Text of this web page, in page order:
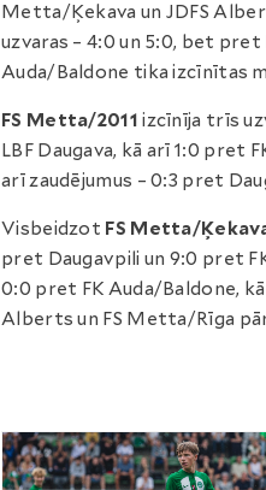
Metta/Ķekava un JDFS
uzvaras – 4:0 un 5:0, bet pret
Auda/Baldone tika izcīnītas
FS Metta/2011 izcīnīja trīs
LBF Daugava, kā arī 1:0 pret
arī zaudējumus – 0:3 pret
Visbeidzot FS Metta/
pret Daugavpili un 9:0 pret
0:0 pret FK Auda/Baldone,
Alberts un FS Metta/Rīga